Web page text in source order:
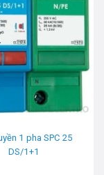
1 pha SPC 25
DS/1+1